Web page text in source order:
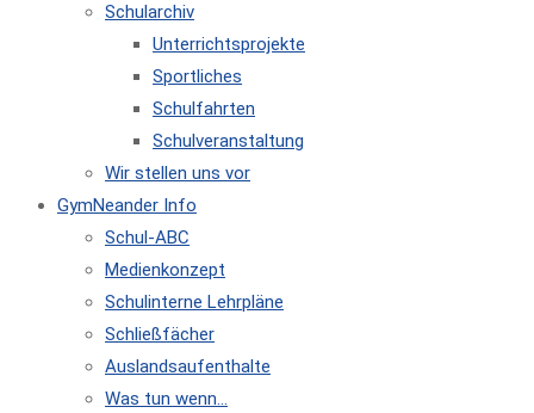
Schularchiv
Unterrichtsprojekte
Sportliches
Schulfahrten
Schulveranstaltung
Wir stellen uns vor
GymNeander Info
Schul-ABC
Medienkonzept
Schulinterne Lehrpläne
Schließfächer
Auslandsaufenthalte
Was tun wenn…